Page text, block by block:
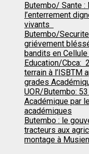
Butembo/ Sante :
l’enterrement
vivants
Butembo/
griévement
bandits en
Education/Cbca:
terrain à l’ISBTM
grades
UOR/Butembo:
Académique par
académiques
Butembo : le
tracteurs aux
montage à